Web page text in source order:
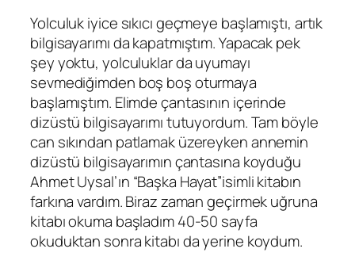
Yolculuk iyice sıkıcı geçmeye başlamıştı, artık
bilgisayarımı da kapatmıştım. Yapacak pek
şey yoktu, yolculuklar da uyumayı
sevmediğimden boş boş oturmaya
başlamıştım. Elimde çantasının içerinde
dizüstü bilgisayarımı tutuyordum. Tam böyle
can sıkından patlamak üzereyken annemin
dizüstü bilgisayarımın çantasına koyduğu
Ahmet Uysal’ın “Başka Hayat”isimli kitabın
farkına vardım. Biraz zaman geçirmek uğruna
kitabı okuma başladım 40-50 sayfa
okuduktan sonra kitabı da yerine koydum.